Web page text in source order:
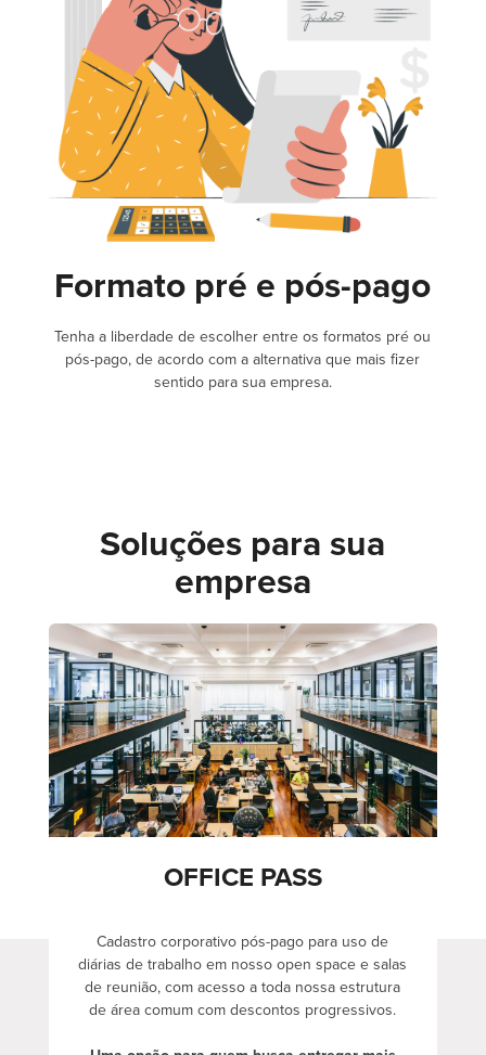
Formato pré e pós-pago
Tenha a liberdade de escolher entre os formatos pré ou
pós-pago, de acordo com a alternativa que mais fizer
sentido para sua empresa.
Soluções para sua
empresa
OFFICE PASS
Cadastro corporativo pós-pago para uso de
diárias de trabalho em nosso open space e salas
de reunião, com acesso a toda nossa estrutura
de área comum com descontos progressivos.